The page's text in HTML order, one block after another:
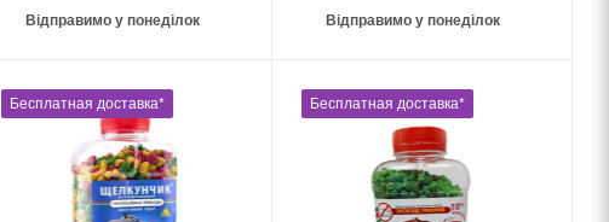
Відправимо у понеділок Відправимо у понеділок
Бесплатная доставка* Бесплатная доставка*